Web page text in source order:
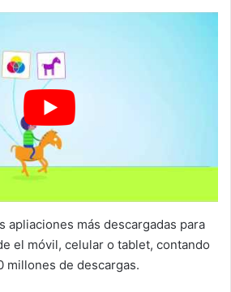
apliaciones más descargadas para
el móvil, celular o tablet, contando
millones de descargas.